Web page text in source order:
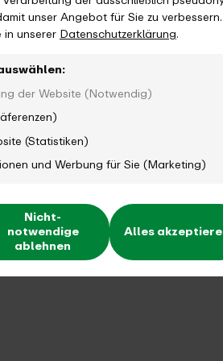
unser Angebot für Sie zu verbessern.
unsererDatenschutzerklärung.
der Website (Notwendig)
(Statistiken)
und Werbung für Sie (Marketing)
Nicht-
notwendige
ablehnen
Alles